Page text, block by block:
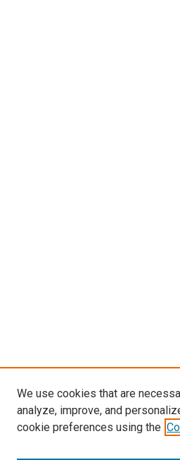
We use cookies that are
analyze, improve, and
cookie preferences using the